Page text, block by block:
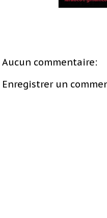
Aucun commentaire:
Enregistrer un